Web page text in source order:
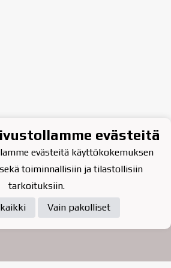
evästeitä
evästeitä käyttökokemuksen
toiminnallisiin ja tilastollisiin
tarkoituksiin.
Vain pakolliset